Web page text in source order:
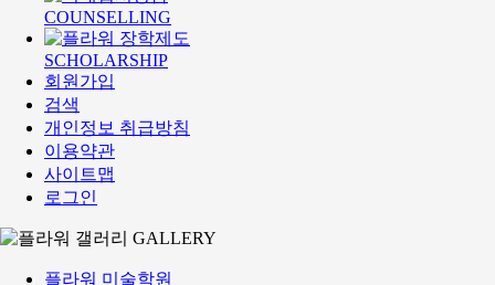
COUNSELLING
SCHOLARSHIP
회원가입
검색
개인정보 취급방침
이용약관
사이트맵
로그인
GALLERY
플라워 미술학원